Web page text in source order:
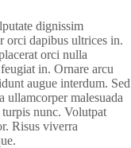
dignissim
orci dapibus ultrices in.
orci nulla
in. Ornare arcu
augue interdum. Sed
malesuada
nunc. Volutpat
Risus viverra